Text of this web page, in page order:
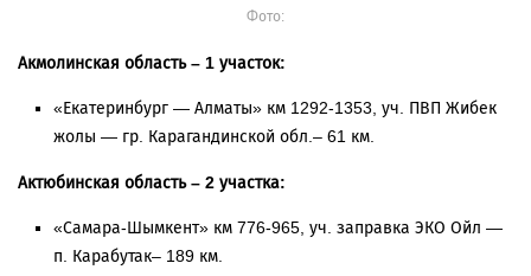
Фото:
Акмолинская область – 1 участок:
«Екатеринбург — Алматы» км 1292-1353, уч. ПВП Жибек
жолы — гр. Карагандинской обл.– 61 км.
Актюбинская область – 2 участка:
«Самара-Шымкент» км 776-965, уч. заправка ЭКО Ойл —
п. Карабутак– 189 км.